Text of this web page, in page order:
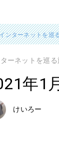
ンターネットを巡
ーネットを巡る
年1
けいろー